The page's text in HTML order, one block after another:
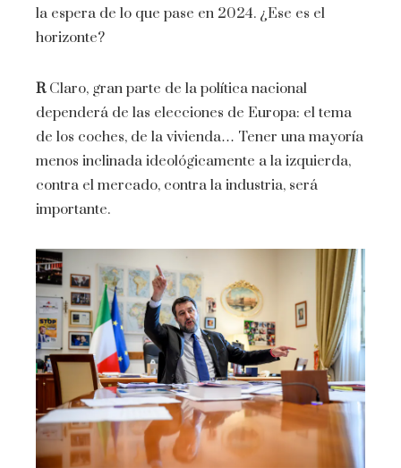
la espera de lo que pase en 2024. ¿Ese es el
horizonte?
RClaro, gran parte de la política nacional
dependerá de las elecciones de Europa: el tema
de los coches, de la vivienda… Tener una mayoría
menos inclinada ideológicamente a la izquierda,
contra el mercado, contra la industria, será
importante.